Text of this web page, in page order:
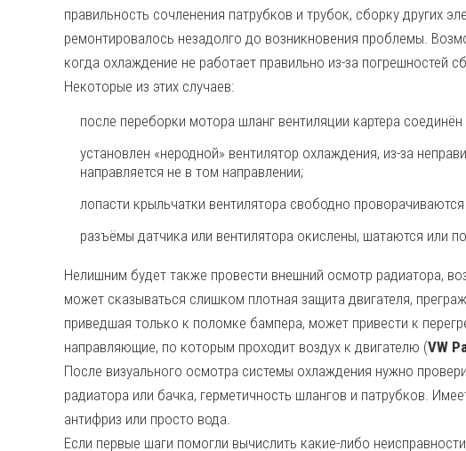
правильность сочленения патрубков и трубок, сборку других
ремонтировалось незадолго до возникновения проблемы.
когда охлаждение не работает правильно из-за погрешностей
Некоторые из этих случаев:
после переборки мотора шланг вентиляции картера
установлен «неродной» вентилятор охлаждения, из-за
направляется не в том направлении;
лопасти крыльчатки вентилятора свободно проворачиваются
разъёмы датчика или вентилятора окислены, шатаются или
Нелишним будет также провести внешний осмотр радиатора,
может сказываться слишком плотная защита двигателя,
приведшая только к поломке бампера, может привести к
направляющие, по которым проходит воздух к двигателю (VW
После визуального осмотра системы охлаждения нужно
радиатора или бачка, герметичность шлангов и патрубков.
антифриз или просто вода.
Если первые шаги помогли вычислить какие-либо